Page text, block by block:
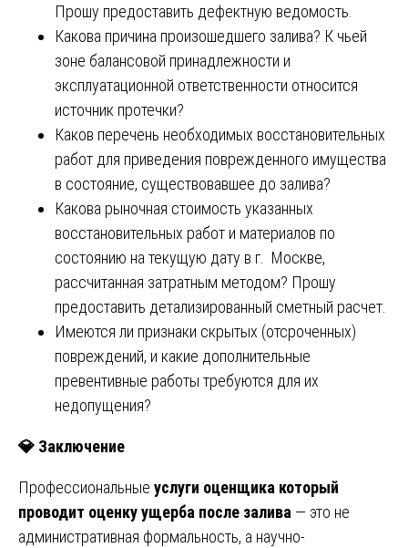
Прошу предоставить дефектную ведомость.
Какова причина произошедшего залива? К чьей
зоне балансовой принадлежности и
эксплуатационной ответственности относится
источник протечки?
Каков перечень необходимых восстановительных
работ для приведения поврежденного имущества
в состояние, существовавшее до залива?
Какова рыночная стоимость указанных
восстановительных работ и материалов по
состоянию на текущую дату в г. Москве,
рассчитанная затратным методом? Прошу
предоставить детализированный сметный расчет.
Имеются ли признаки скрытых (отсроченных)
повреждений, и какие дополнительные
превентивные работы требуются для их
недопущения?
💎 Заключение
Профессиональные услуги оценщика который
проводит оценку ущерба после залива — это не
административная формальность, а научно-